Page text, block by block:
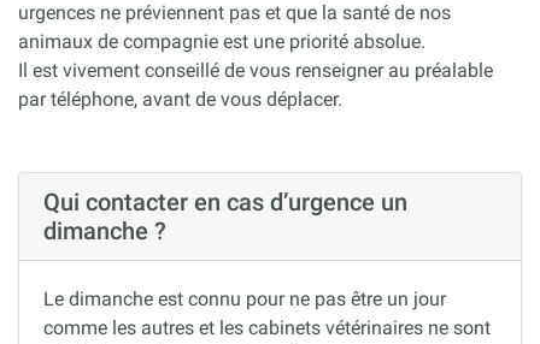
urgences ne préviennent pas et que la santé de nos
animaux de compagnie est une priorité absolue.
Il est vivement conseillé de vous renseigner au préalable
par téléphone, avant de vous déplacer.
Qui contacter en cas d’urgence un
dimanche ?
Le dimanche est connu pour ne pas être un jour
comme les autres et les cabinets vétérinaires ne sont